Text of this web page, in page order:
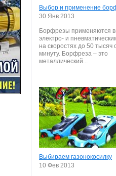
Выбор и применение
30 Янв 2013
Борфрезы применяются
электро- и
на скоростях до 50 тысяч
минуту. Борфреза – это
металлический...
Выбираем газонокосилку
10 Фев 2013